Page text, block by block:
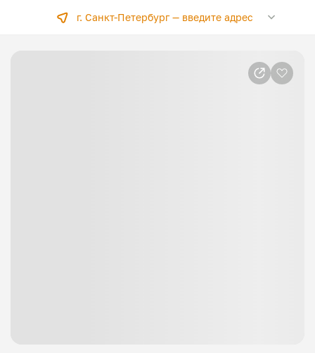
г. Санкт-Петербург —введите адрес